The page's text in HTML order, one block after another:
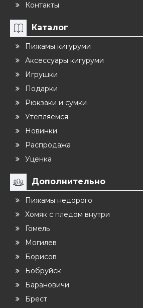
Контакты
Каталог
Пижамы кигуруми
Аксессуары кигуруми
Игрушки
Подарки
Рюкзаки и сумки
Утепляемся
Новинки
Распродажа
Уценка
Дополнительно
Пижамы недорого
Хомяк с пледом внутри
Гомель
Могилев
Борисов
Бобруйск
Барановичи
Брест